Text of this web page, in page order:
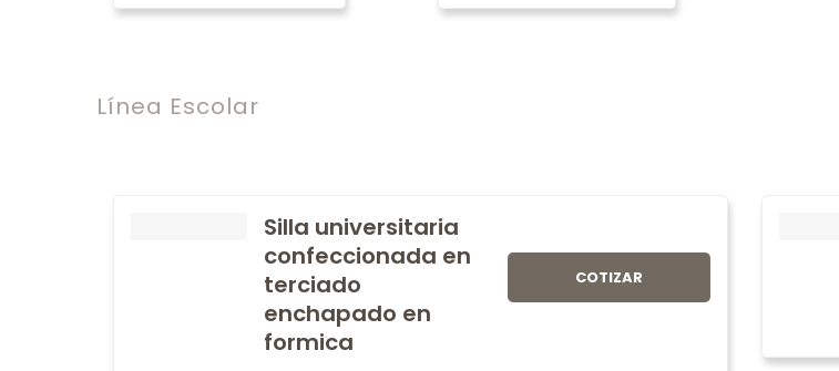
Línea Escolar
Silla universitaria
confeccionada en
terciado
enchapado en
formica
COTIZAR